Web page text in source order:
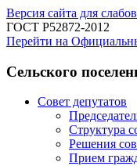
Версия сайта для
ГОСТ Р52872-2012
Перейти на
Сельского
Совет депутатов
Структура
Решения
Прием